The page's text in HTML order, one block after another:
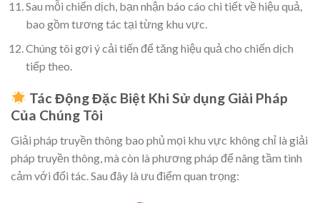
Sau mỗi chiến dịch, bạn nhận báo cáo chi tiết về hiệu quả,
bao gồm tương tác tại từng khu vực.
Chúng tôi gợi ý cải tiến để tăng hiệu quả cho chiến dịch
tiếp theo.
Tác Động Đặc Biệt Khi Sử dụng Giải Pháp
Của Chúng Tôi
Giải pháp truyền thông bao phủ mọi khu vực không chỉ là giải
pháp truyền thông, mà còn là phương pháp để nâng tầm tình
cảm với đối tác. Sau đây là ưu điểm quan trọng: